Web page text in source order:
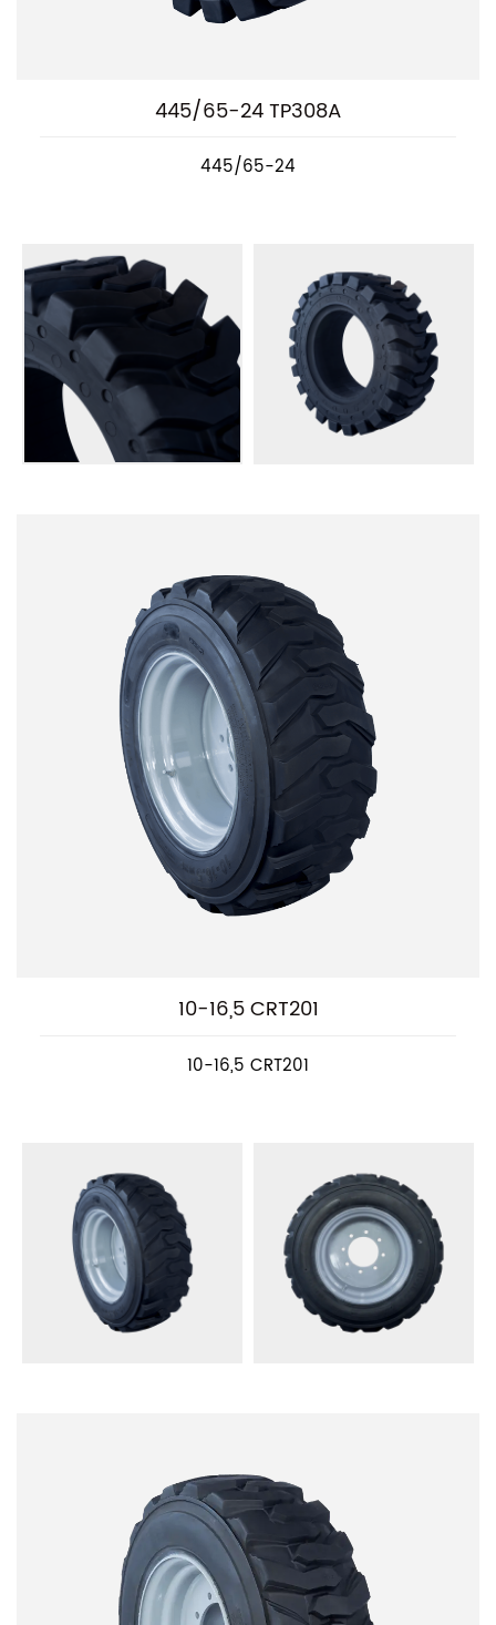
445/65-24 TP308A
445/65-24
10-16,5 CRT201
10-16,5 CRT201